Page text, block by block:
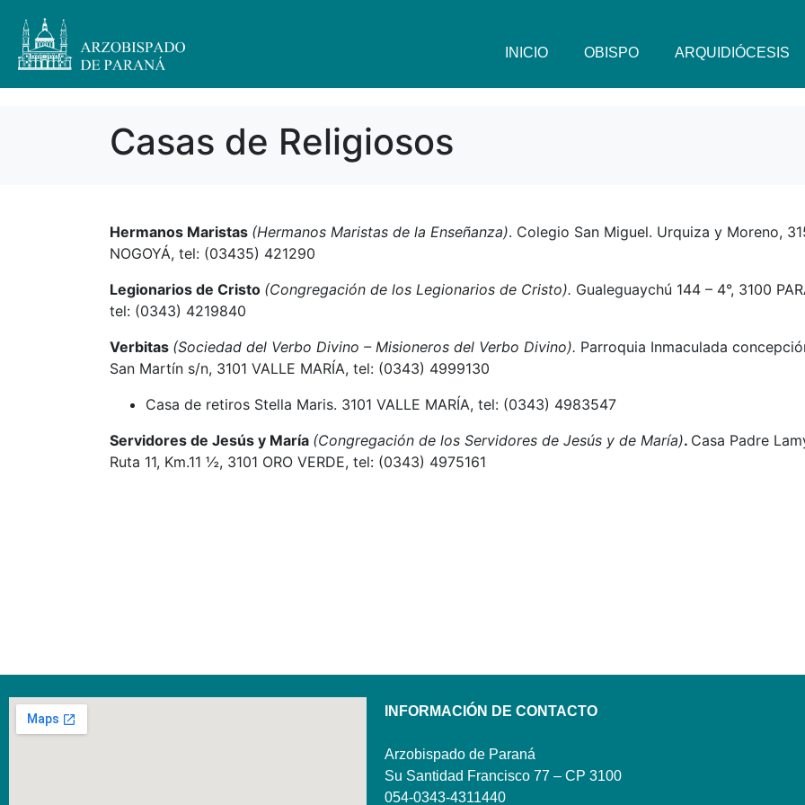
INICIO OBISPO ARQUIDIÓCESIS
Casas de Religiosos
Hermanos Maristas (Hermanos Maristas de la Enseñanza). Colegio San Miguel. Urquiza y Moreno,
NOGOYÁ, tel: (03435) 421290
Legionarios de Cristo (Congregación de los Legionarios de Cristo). Gualeguaychú 144 – 4°, 3100
tel: (0343) 4219840
Verbitas (Sociedad del Verbo Divino – Misioneros del Verbo Divino). Parroquia Inmaculada
San Martín s/n, 3101 VALLE MARÍA, tel: (0343) 4999130
Casa de retiros Stella Maris. 3101 VALLE MARÍA, tel: (0343) 4983547
Servidores de Jesús y María (Congregación de los Servidores de Jesús y de María). Casa Padre
Ruta 11, Km.11 ½, 3101 ORO VERDE, tel: (0343) 4975161
INFORMACIÓN DE CONTACTO
Arzobispado de Paraná
Su Santidad Francisco 77 – CP 3100
054-0343-4311440